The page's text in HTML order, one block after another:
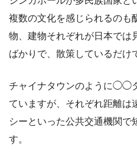
複数の文化を感じられるのも
物、建物それぞれが日本では
ばかりで、散策しているだけ
チャイナタウンのように◯◯
ていますが、それぞれ距離は
シーといった公共交通機関で
す。